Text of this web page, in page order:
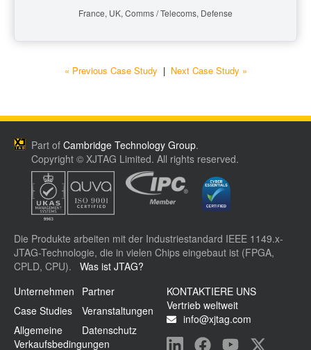
France, UK, Comms / Telecoms, Defense
« Previous Case Study | Next Case Study »
Part ofCambridge Technology Group.
Copyright © XJTAG Limited. All rights reserved.
Die Produkte arbeiten mit der Industriestandard IEEE 1149.x-
JTAG-Technologie, die in vielen Chips eingebaut ist (FPGA,
CPLD, CPU). Was ist JTAG?
Unternehmen
Partner
Case Studies
Veranstaltungen
Allgemeine
Verkaufsbedingungen
Datenschutz
KONTAKTIERE UNS
Vertrieb weltweit
info@xjtag.com